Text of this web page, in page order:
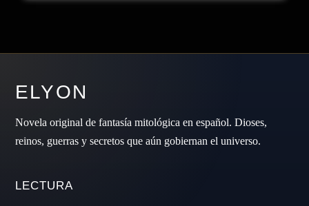
ELYON
Novela original de fantasía mitológica en español. Dioses,
reinos, guerras y secretos que aún gobiernan el universo.
LECTURA